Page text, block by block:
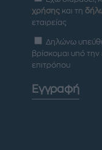
χρήσης και τη
εταιρείας
Δηλώνω
βρίσκομαι υπό
επιτρόπου
Εγγραφή